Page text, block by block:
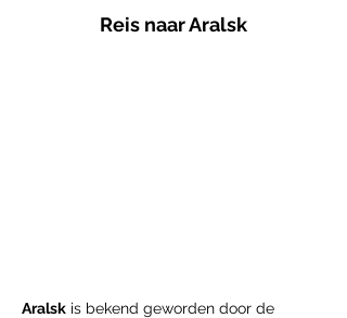
Reis naar Aralsk
Aralsk is bekend geworden door de